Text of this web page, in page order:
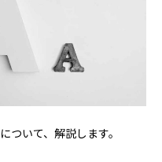
いて、解説します。